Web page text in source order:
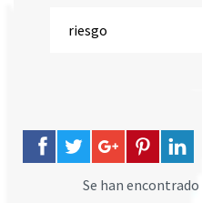
Se han encontrado